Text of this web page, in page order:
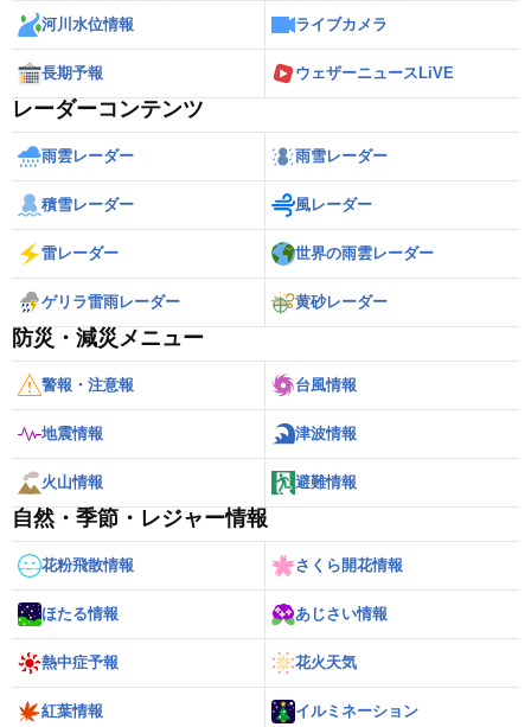
河川水位情報 ライブカメラ
長期予報 ウェザーニュースLiVE
レーダーコンテンツ
雨雲レーダー 雨雪レーダー
積雪レーダー 風レーダー
雷レーダー 世界の雨雲レーダー
ゲリラ雷雨レーダー 黄砂レーダー
防災・減災メニュー
警報・注意報 台風情報
地震情報 津波情報
火山情報 避難情報
自然・季節・レジャー情報
花粉飛散情報 さくら開花情報
ほたる情報 あじさい情報
熱中症予報 花火天気
紅葉情報 イルミネーション